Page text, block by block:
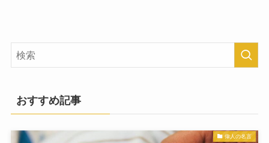
おすすめ記事
偉人の名言